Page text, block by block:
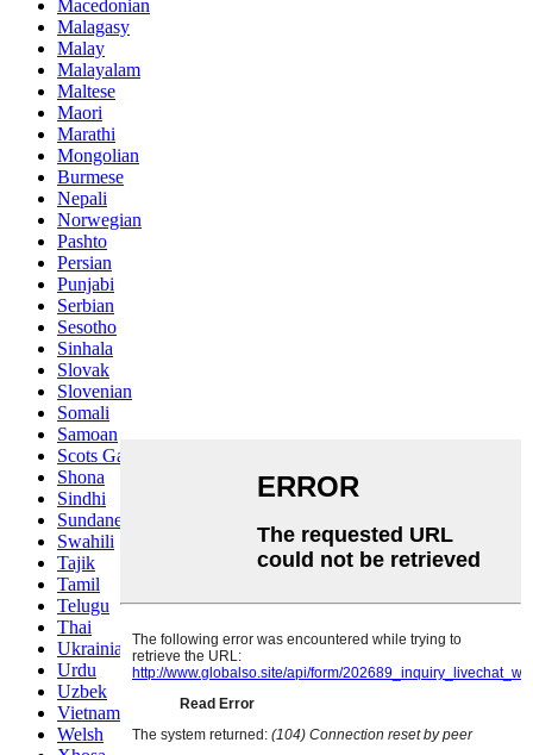
Macedonian
Malagasy
Malay
Malayalam
Maltese
Maori
Marathi
Mongolian
Burmese
Nepali
Norwegian
Pashto
Persian
Punjabi
Serbian
Sesotho
Sinhala
Slovak
Slovenian
Somali
Samoan
Scots Gaelic
Shona
Sindhi
Sundanese
Swahili
Tajik
Tamil
Telugu
Thai
Ukrainian
Urdu
Uzbek
Vietnamese
Welsh